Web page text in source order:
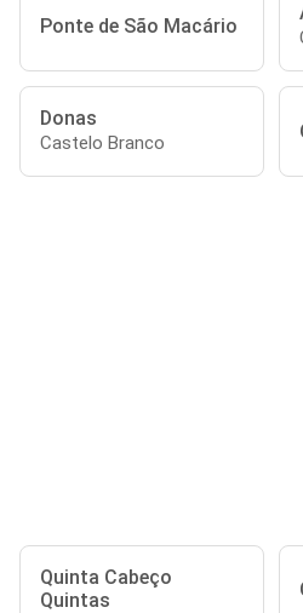
Ponte de São Macário
Donas
Castelo Branco
Quinta Cabeço
Quintas